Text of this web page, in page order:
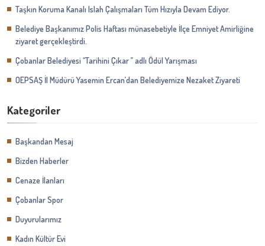
Taşkın Koruma Kanalı Islah Çalışmaları Tüm Hızıyla Devam Ediyor.
Belediye Başkanımız Polis Haftası münasebetiyle İlçe Emniyet Amirliğine
ziyaret gerçekleştirdi.
Çobanlar Belediyesi ‘‘Tarihini Çıkar ’’ adlı Ödül Yarışması
OEPSAŞ İl Müdürü Yasemin Ercan’dan Belediyemize Nezaket Ziyareti
Kategoriler
Başkandan Mesaj
Bizden Haberler
Cenaze İlanları
Çobanlar Spor
Duyurularımız
Kadın Kültür Evi